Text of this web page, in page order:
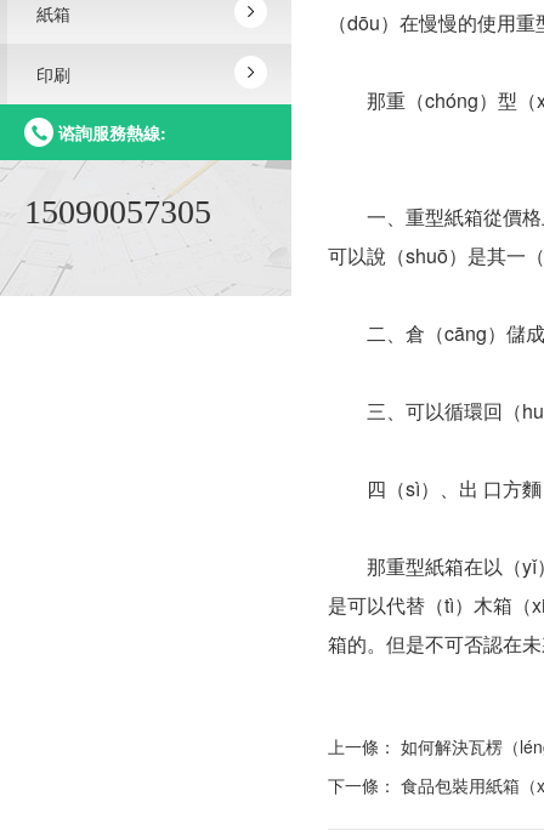
紙箱
印刷
谘詢服務熱線:
15090057305
（dōu）在慢慢的使用
那重（chóng）型（
一、重型紙箱從價格
可以說（shuō）是其一
二、倉（cāng）儲成
三、可以循環回（
四（sì）、出 口方麵
那重型紙箱在以（yǐ
是可以代替（tì）木箱（
箱的。但是不可否認在
上一條： 如何解決瓦楞（
下一條： 食品包裝用紙箱